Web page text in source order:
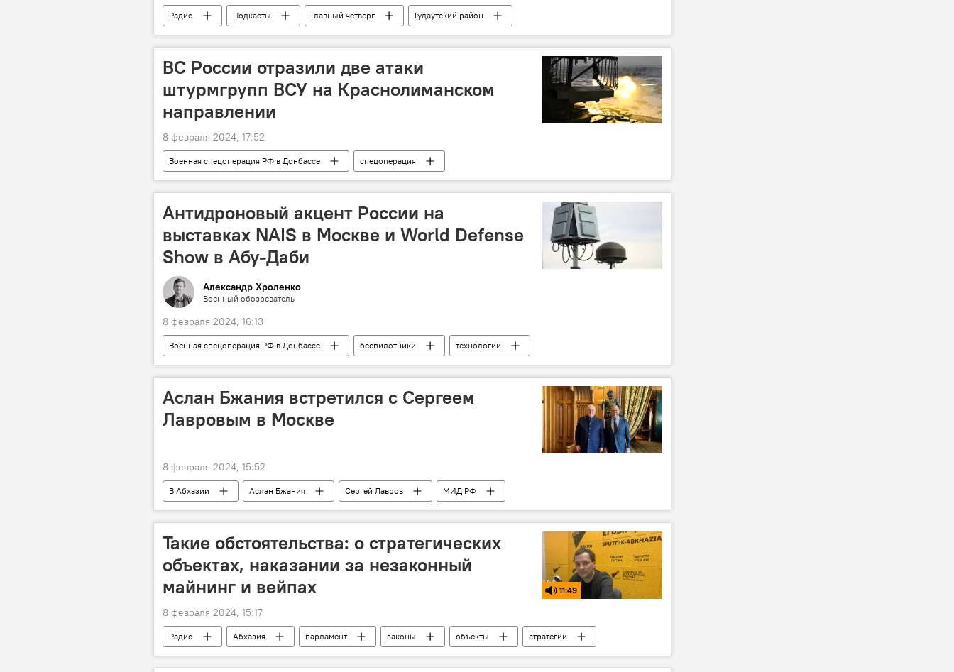
Радио Подкасты Главный четверг Гудаутский район
ВС России отразили две атаки
штурмгрупп ВСУ на Краснолиманском
направлении
8 февраля 2024, 17:52
Военная спецоперация РФ в Донбассе спецоперация
Антидроновый акцент России на
выставках NAIS в Москве и World Defense
Show в Абу-Даби
Александр Хроленко
Военный обозреватель
8 февраля 2024, 16:13
Военная спецоперация РФ в Донбассе беспилотники
технологии
Абу-Даби (эмират)
Аслан Бжания встретился с Сергеем
Лавровым в Москве
8 февраля 2024, 15:52
В Абхазии Аслан Бжания Сергей Лавров МИД РФ
Такие обстоятельства: о стратегических
объектах, наказании за незаконный
майнинг и вейпах
11:49
8 февраля 2024, 15:17
Радио Абхазия парламент законы объекты
стратегии
Майнинг в Абхазии
ужесточение электронные системы
никотин